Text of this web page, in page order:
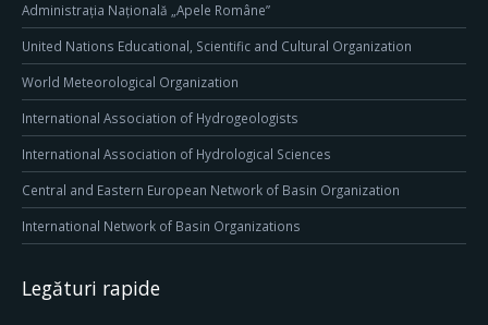
Administrația Națională „Apele Române”
United Nations Educational, Scientific and Cultural Organization
World Meteorological Organization
International Association of Hydrogeologists
International Association of Hydrological Sciences
Central and Eastern European Network of Basin Organization
International Network of Basin Organizations
Legături rapide